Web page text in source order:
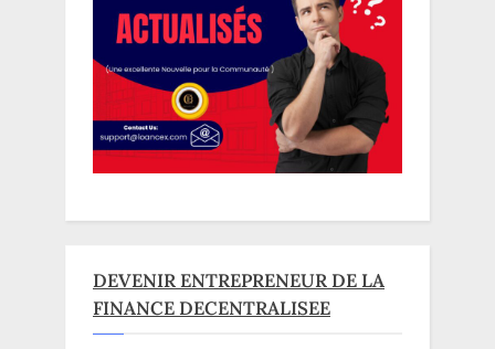
DEVENIR ENTREPRENEUR DE LA
FINANCE DECENTRALISEE